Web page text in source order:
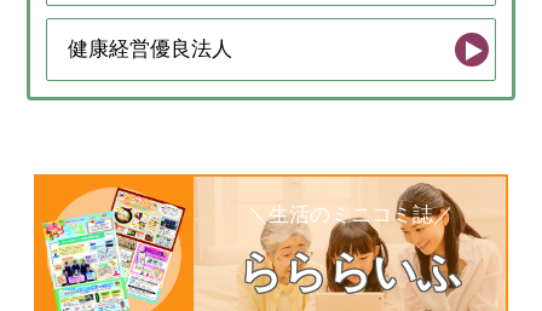
サスティナビリティ
健康経営優良法人
企業情報
会社案内
健康経営優良法人
＼生活のミニコミ誌／
らららいふ